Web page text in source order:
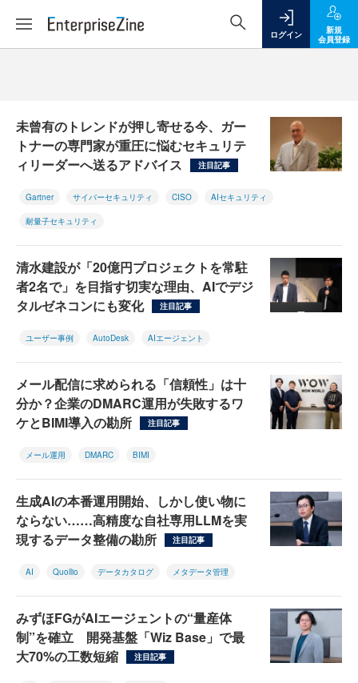
ログイン
新規
会員登録
未曾有のトレンドが押し寄せる今、ガー
トナーの専門家が重圧に悩むセキュリテ
ィリーダーへ送るアドバイス
注目記事
Gartner サイバーセキュリティ CISO AIセキュリティ
耐量子セキュリティ
清水建設が「20億円プロジェクトを常駐
者2名で」を目指す切実な理由、AIでデジ
タルゼネコンにも変化
注目記事
ユーザー事例 AutoDesk AIエージェント
メール配信に求められる「信頼性」は十
分か？企業のDMARC運用が失敗するワ
ケとBIMI導入の勘所
注目記事
メール運用 DMARC BIMI
生成AIの本番運用開始、しかし使い物に
ならない……高精度な自社専用LLMを実
現するデータ整備の勘所
注目記事
AI Quollio データカタログ メタデータ管理
みずほFGがAIエージェントの“量産体
制”を確立 開発基盤「Wiz Base」で最
大70%の工数短縮
注目記事